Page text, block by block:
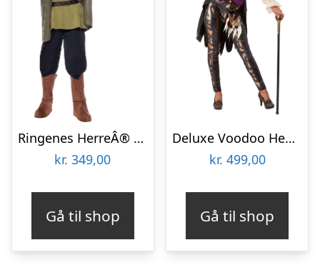
Ringenes HerreÂ® Legolas Børnekostume
kr. 349,00
Gå til shop
Deluxe Voodoo Heksedoktor Kostume
kr. 499,00
Gå til shop